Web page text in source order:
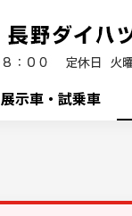
展示車・試乗車